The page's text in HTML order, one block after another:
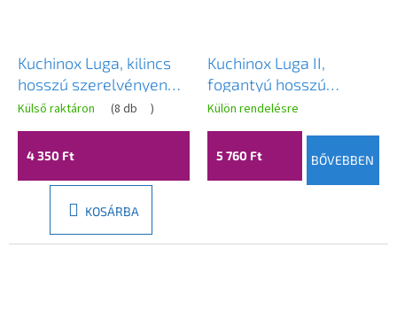
Kuchinox Luga, kilincs
hosszú szerelvényen
kulccsal, matt fekete,
LAV-KS2_911A
Külső raktáron (8 db )
4 350 Ft
KOSÁRBA
Kuchinox Luga II,
fogantyú hosszú
szerelvényen, matt
fekete, LAV-KS2_912A
Külön rendelésre
5 760 Ft BŐVEBBEN